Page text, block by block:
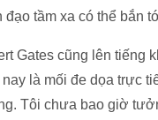
tầm xa có thể bắn
Gates cũng lên tiếng
là mối đe dọa trực
Tôi chưa bao giờ